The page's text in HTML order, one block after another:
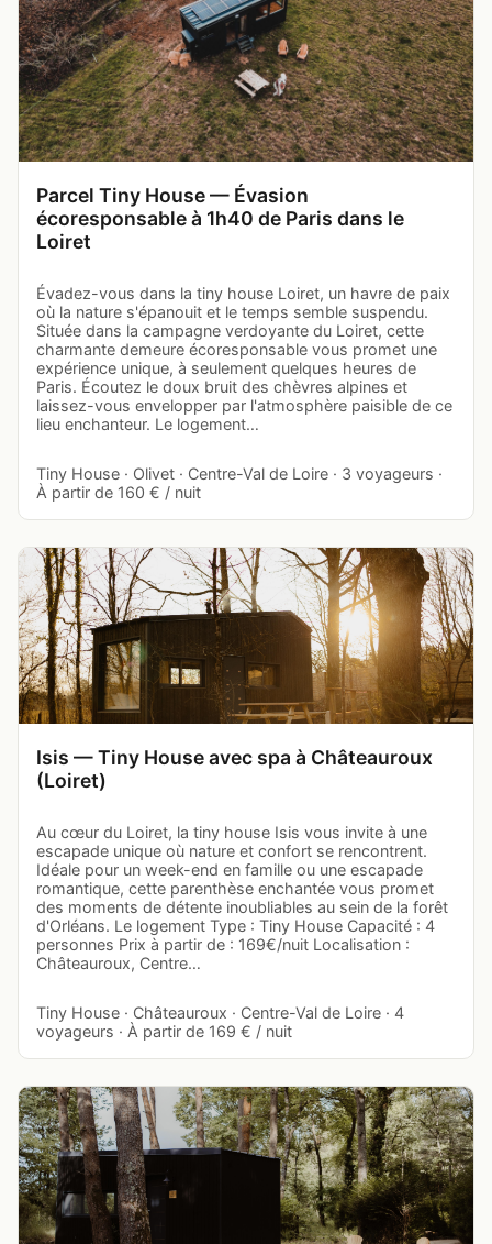
Parcel Tiny House — Évasion
écoresponsable à 1h40 de Paris dans le
Loiret
Évadez-vous dans la tiny house Loiret, un havre de paix
où la nature s'épanouit et le temps semble suspendu.
Située dans la campagne verdoyante du Loiret, cette
charmante demeure écoresponsable vous promet une
expérience unique, à seulement quelques heures de
Paris. Écoutez le doux bruit des chèvres alpines et
laissez-vous envelopper par l'atmosphère paisible de ce
lieu enchanteur. Le logement…
Tiny House · Olivet · Centre-Val de Loire · 3 voyageurs ·
À partir de 160 € / nuit
Isis — Tiny House avec spa à Châteauroux
(Loiret)
Au cœur du Loiret, la tiny house Isis vous invite à une
escapade unique où nature et confort se rencontrent.
Idéale pour un week-end en famille ou une escapade
romantique, cette parenthèse enchantée vous promet
des moments de détente inoubliables au sein de la forêt
d'Orléans. Le logement Type : Tiny House Capacité : 4
personnes Prix à partir de : 169€/nuit Localisation :
Châteauroux, Centre…
Tiny House · Châteauroux · Centre-Val de Loire · 4
voyageurs · À partir de 169 € / nuit